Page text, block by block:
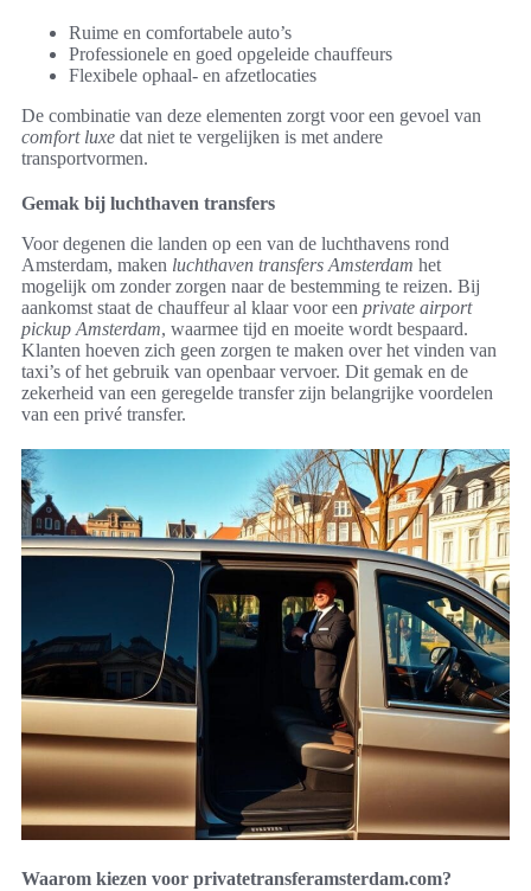
Ruime en comfortabele auto’s
Professionele en goed opgeleide chauffeurs
Flexibele ophaal- en afzetlocaties
De combinatie van deze elementen zorgt voor een gevoel van
comfort luxe dat niet te vergelijken is met andere
transportvormen.
Gemak bij luchthaven transfers
Voor degenen die landen op een van de luchthavens rond
Amsterdam, maken luchthaven transfers Amsterdam het
mogelijk om zonder zorgen naar de bestemming te reizen. Bij
aankomst staat de chauffeur al klaar voor een private airport
pickup Amsterdam, waarmee tijd en moeite wordt bespaard.
Klanten hoeven zich geen zorgen te maken over het vinden van
taxi’s of het gebruik van openbaar vervoer. Dit gemak en de
zekerheid van een geregelde transfer zijn belangrijke voordelen
van een privé transfer.
Waarom kiezen voor privatetransferamsterdam.com?